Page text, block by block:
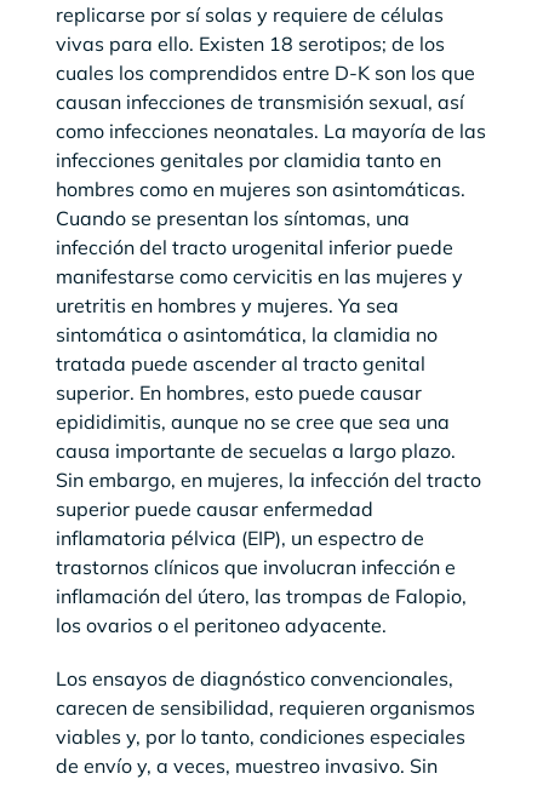
replicarse por sí solas y requiere de células
vivas para ello. Existen 18 serotipos; de los
cuales los comprendidos entre D-K son los que
causan infecciones de transmisión sexual, así
como infecciones neonatales. La mayoría de las
infecciones genitales por clamidia tanto en
hombres como en mujeres son asintomáticas.
Cuando se presentan los síntomas, una
infección del tracto urogenital inferior puede
manifestarse como cervicitis en las mujeres y
uretritis en hombres y mujeres. Ya sea
sintomática o asintomática, la clamidia no
tratada puede ascender al tracto genital
superior. En hombres, esto puede causar
epididimitis, aunque no se cree que sea una
causa importante de secuelas a largo plazo.
Sin embargo, en mujeres, la infección del tracto
superior puede causar enfermedad
inflamatoria pélvica (EIP), un espectro de
trastornos clínicos que involucran infección e
inflamación del útero, las trompas de Falopio,
los ovarios o el peritoneo adyacente.
Los ensayos de diagnóstico convencionales,
carecen de sensibilidad, requieren organismos
viables y, por lo tanto, condiciones especiales
de envío y, a veces, muestreo invasivo. Sin